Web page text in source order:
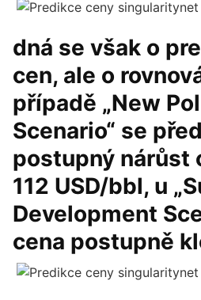
dná se však o
cen, ale o
případě „New
Scenario“ se
postupný nárůst
112 USD/bbl, u
Development
cena postupně